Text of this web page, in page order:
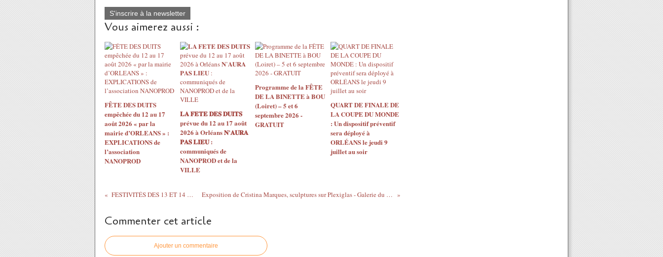
S'inscrire à la newsletter
Vous aimerez aussi :
FÊTE DES DUITS
empêchée du 12 au 17
août 2026 « par la
mairie d’ORLEANS » :
EXPLICATIONS de
l’association
NANOPROD
𝐋𝐀 𝐅𝐄𝐓𝐄 𝐃𝐄𝐒 𝐃𝐔𝐈𝐓𝐒
prévue du 12 au 17 août
2026 à Orléans 𝐍’𝐀𝐔𝐑𝐀
𝐏𝐀𝐒 𝐋𝐈𝐄𝐔 :
communiqués de
NANOPROD et de la
VILLE
Programme de la FÊTE
DE LA BINETTE à BOU
(Loiret) – 5 et 6
septembre 2026 -
GRATUIT
QUART DE FINALE DE
LA COUPE DU MONDE
: Un dispositif préventif
sera déployé à
ORLÉANS le jeudi 9
juillet au soir
FESTIVITÉS DES 13 ET 14 JUILLET: feu d'artifice,... Exposition de Cristina Marques, sculptures sur Plexiglas - Galerie du château de l'Étang à SARAN - 9 au 25 juillet 2021
Commenter cet article
Ajouter un commentaire